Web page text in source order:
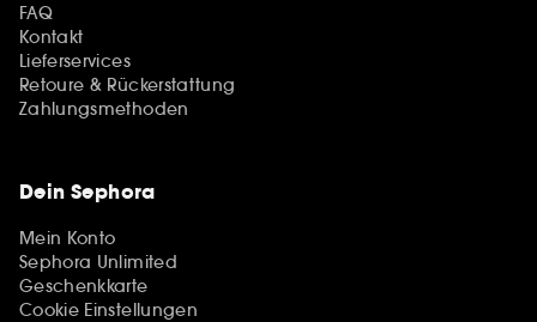
FAQ
Kontakt
Lieferservices
Retoure & Rückerstattung
Zahlungsmethoden
Dein Sephora
Mein Konto
Sephora Unlimited
Geschenkkarte
Cookie Einstellungen